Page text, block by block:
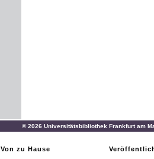
© 2026 Universitätsbibliothek Frankfurt am
Von zu Hause